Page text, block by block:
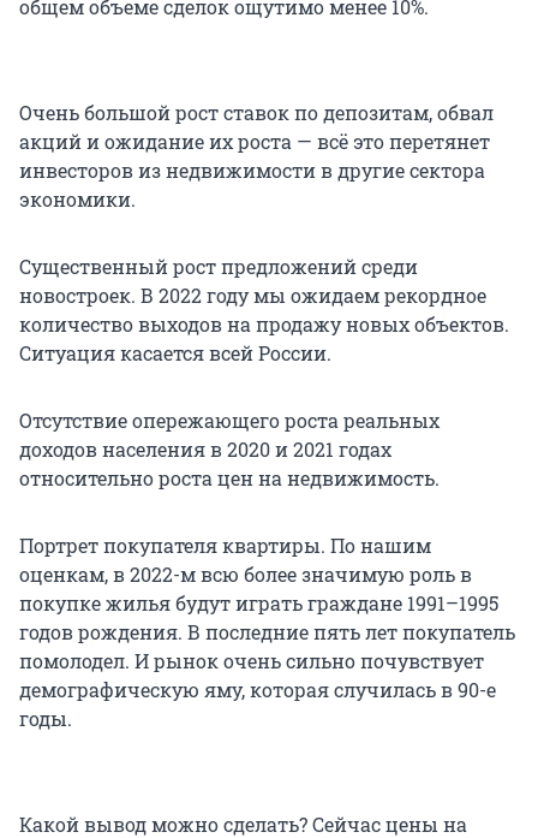
общем объеме сделок ощутимо менее 10%.
Очень большой рост ставок по депозитам, обвал
акций и ожидание их роста — всё это перетянет
инвесторов из недвижимости в другие сектора
экономики.
Существенный рост предложений среди
новостроек. В 2022 году мы ожидаем рекордное
количество выходов на продажу новых объектов.
Ситуация касается всей России.
Отсутствие опережающего роста реальных
доходов населения в 2020 и 2021 годах
относительно роста цен на недвижимость.
Портрет покупателя квартиры. По нашим
оценкам, в 2022-м всю более значимую роль в
покупке жилья будут играть граждане 1991–1995
годов рождения. В последние пять лет покупатель
помолодел. И рынок очень сильно почувствует
демографическую яму, которая случилась в 90-е
годы.
Какой вывод можно сделать? Сейчас цены на